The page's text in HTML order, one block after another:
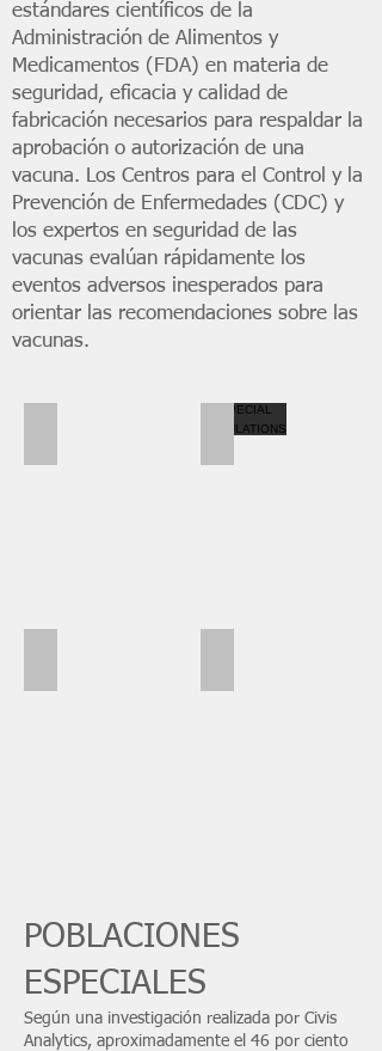
estándares científicos de la
Administración de Alimentos y
Medicamentos (FDA) en materia de
seguridad, eficacia y calidad de
fabricación necesarios para respaldar la
aprobación o autorización de una
vacuna. Los Centros para el Control y la
Prevención de Enfermedades (CDC) y
los expertos en seguridad de las
vacunas evalúan rápidamente los
eventos adversos inesperados para
orientar las recomendaciones sobre las
vacunas.
SPECIAL
POBLACIONES
ESPECIALES
Según una investigación realizada por Civis
Analytics, aproximadamente el 46 por ciento